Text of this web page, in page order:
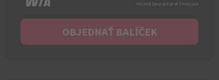
Akciová cena pre prvé 3 mesiace
OBJEDNAŤ BALÍČEK